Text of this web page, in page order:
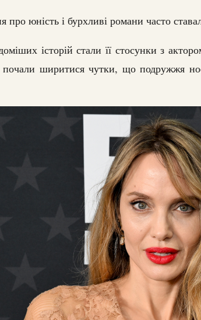
про юність і бурхливі романи часто
історій стали її стосунки з
почали ширитися чутки, що подружжя